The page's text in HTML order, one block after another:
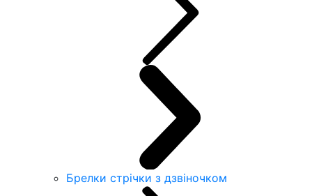
Брелки стрічки з дзвіночком